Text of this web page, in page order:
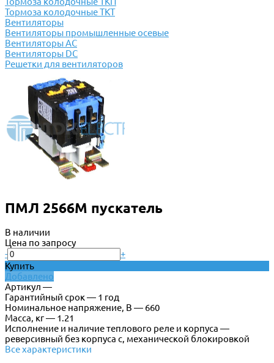
Тормоза колодочные ТКТ
Вентиляторы
Вентиляторы промышленные осевые
Вентиляторы АС
Вентиляторы DC
Решетки для вентиляторов
ПМЛ 2566М пускатель
В наличии
Цена по запросу
-
+
Купить
Добавлено
Артикул —
Гарантийный срок — 1 год
Номинальное напряжение, В — 660
Масса, кг — 1.21
Исполнение и наличие теплового реле и корпуса —
реверсивный без корпуса с, механической блокировкой
Все характеристики